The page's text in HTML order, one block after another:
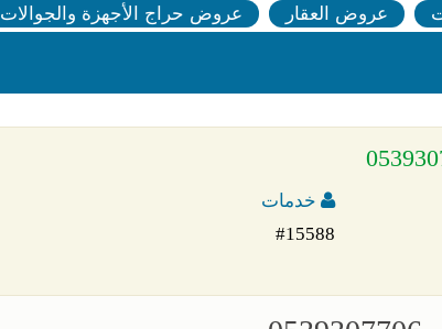
عروض العقار عروض حراج الأجهزة والجوالات
خدمات
#15588